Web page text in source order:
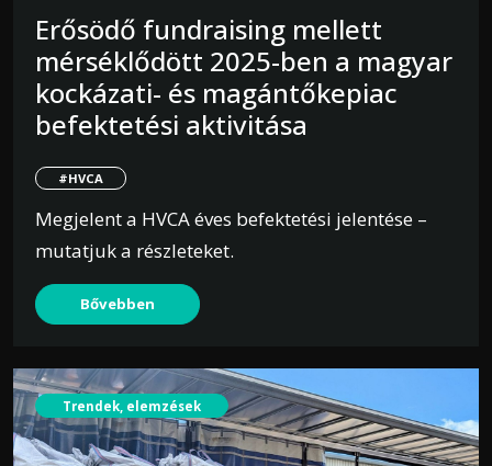
Erősödő fundraising mellett
mérséklődött 2025-ben a magyar
kockázati- és magántőkepiac
befektetési aktivitása
#HVCA
Megjelent a HVCA éves befektetési jelentése –
mutatjuk a részleteket.
Bővebben
Trendek, elemzések